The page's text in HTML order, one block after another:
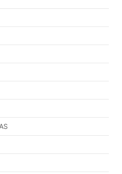
De
Procedimientos
Y
De
Los